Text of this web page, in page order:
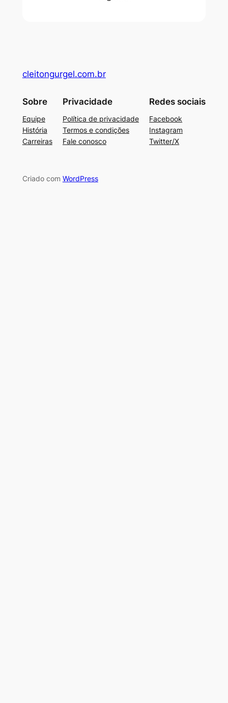
cleitongurgel.com.br
Sobre
Equipe
História
Carreiras
Privacidade
Política de privacidade
Termos e condições
Fale conosco
Redes sociais
Facebook
Instagram
Twitter/X
Criado com WordPress